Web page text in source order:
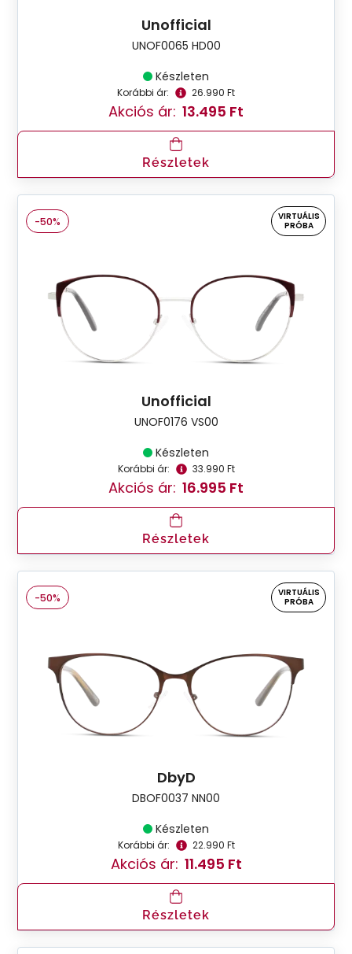
Unofficial
UNOF0065 HD00
Készleten
Korábbi ár: 26.990 Ft
Akciós ár: 13.495 Ft
Részletek
-50%
VIRTUÁLIS
PRÓBA
Unofficial
UNOF0176 VS00
Készleten
Korábbi ár: 33.990 Ft
Akciós ár: 16.995 Ft
Részletek
-50%
VIRTUÁLIS
PRÓBA
DbyD
DBOF0037 NN00
Készleten
Korábbi ár: 22.990 Ft
Akciós ár: 11.495 Ft
Részletek